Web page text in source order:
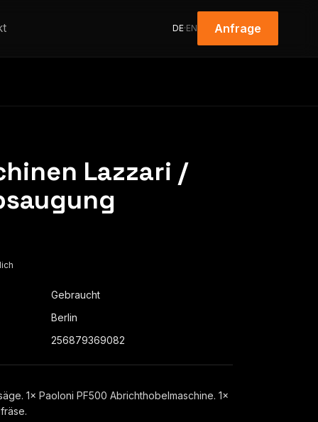
DE·EN Anfrage
Lazzari /
Gebraucht
Berlin
256879369082
1× Paoloni PF500 Abrichthobelmaschine. 1×